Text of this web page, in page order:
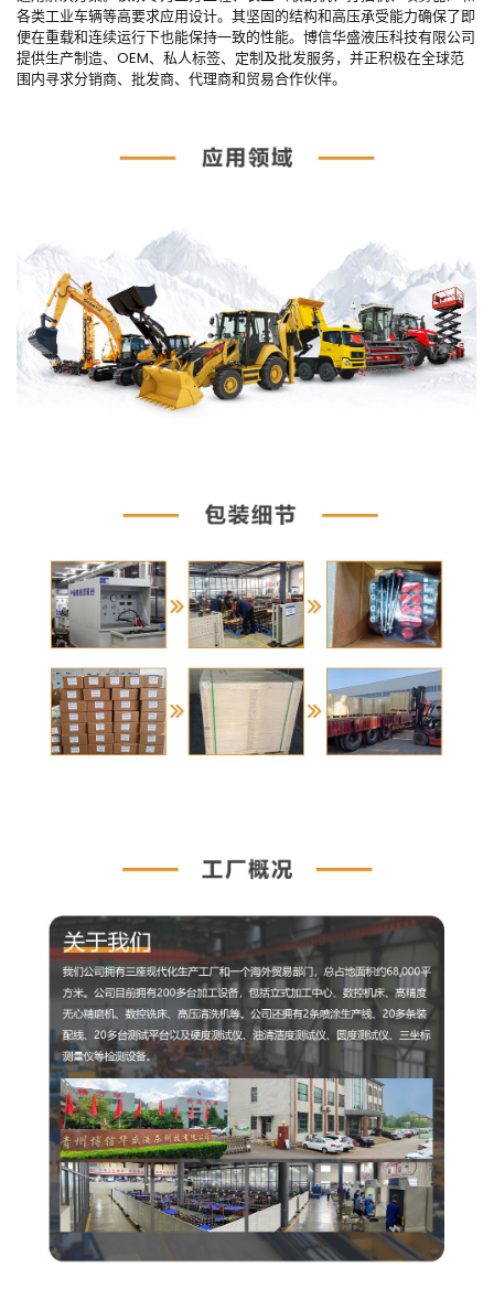
各类工业车辆等高要求应用设计。其坚固的结构和高压承受能力确保了即
便在重载和连续运行下也能保持一致的性能。博信华盛液压科技有限公司
提供生产制造、OEM、私人标签、定制及批发服务，并正积极在全球范
围内寻求分销商、批发商、代理商和贸易合作伙伴。